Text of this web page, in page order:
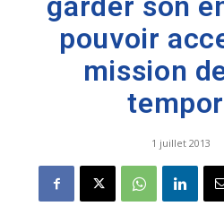
pouvoir
mission
1 juillet 2013